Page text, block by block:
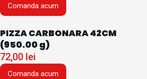
Comanda acum
PIZZA CARBONARA 42CM
(950.00 g)
72,00 lei
Comanda acum